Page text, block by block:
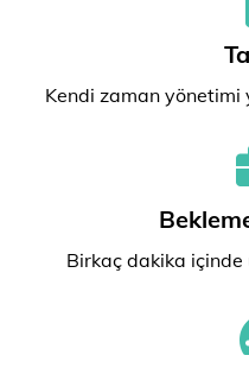
Kendi zaman
Birkaç dakika